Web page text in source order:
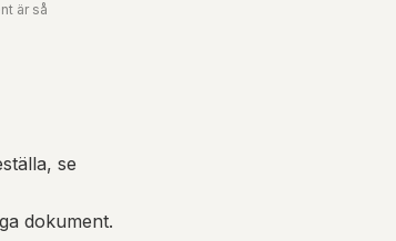
är så
se
dokument.